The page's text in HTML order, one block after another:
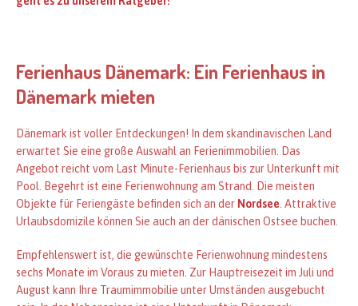
Ferienhaus Dänemark: Ein Ferienhaus in
Dänemark mieten
Dänemark ist voller Entdeckungen! In dem skandinavischen Land
erwartet Sie eine große Auswahl an Ferienimmobilien. Das
Angebot reicht vom Last Minute-Ferienhaus bis zur Unterkunft mit
Pool. Begehrt ist eine Ferienwohnung am Strand. Die meisten
Objekte für Feriengäste befinden sich an der Nordsee . Attraktive
Urlaubsdomizile können Sie auch an der dänischen Ostsee buchen.
Empfehlenswert ist, die gewünschte Ferienwohnung mindestens
sechs Monate im Voraus zu mieten. Zur Hauptreisezeit im Juli und
August kann Ihre Traumimmobilie unter Umständen ausgebucht